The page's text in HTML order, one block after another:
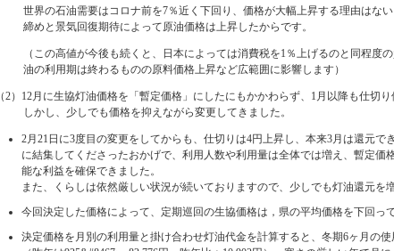
世界の石油需要はコロナ前を7％近く下回り、価格が大幅上昇する理由はな
締めと景気回復期待によって原油価格は上昇したからです。
（この高値が今後も続くと、日本によっては消費税を1％上げるのと同程
油の利用期は終わるものの原料価格上昇など広範囲に影響します）
（2）12月に生協灯油価格を「暫定価格」にしたにもかかわらず、1月以降も仕切
しかし、少しでも価格を抑えながら変更してきました。
2月21日に3度目の変更をしてからも、仕切りは4円上昇し、本来3月は還元
に結集してくださったおかげで、利用人数や利用量は全体では増え、暫定価
能な利益を確保できました。
また、くらしは依然厳しい状況が続いておりますので、少しでも灯油還元を
今回決定した価格によって、定期巡回の生協価格は，県の平均価格を下回って
決定価格を月別の利用量と掛け合わせ灯油代金を計算すると、冬期6ヶ月の使